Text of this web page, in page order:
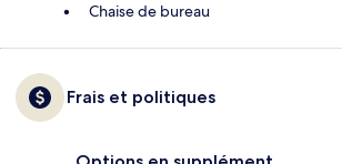
Chaise de bureau
Frais et politiques